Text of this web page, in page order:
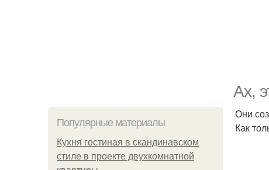
Ах,
Популярные материалы
Кухня гостиная в скандинавском
стиле в проекте двухкомнатной
Они
Как